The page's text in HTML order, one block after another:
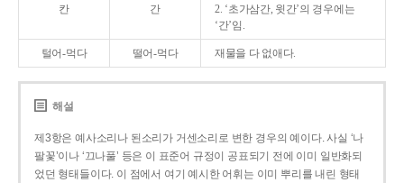
칸 간
2. ‘초가삼간, 윗간’의 경우에는
‘간’임.
털어-먹다 떨어-먹다 재물을 다 없애다.
해설
제3항은 예사소리나 된소리가 거센소리로 변한 경우의 예이다. 사실 ‘나
팔꽃’이나 ‘끄나풀’ 등은 이 표준어 규정이 공표되기 전에 이미 일반화되
었던 형태들이다. 이 점에서 여기 예시한 어휘는 이미 뿌리를 내린 형태